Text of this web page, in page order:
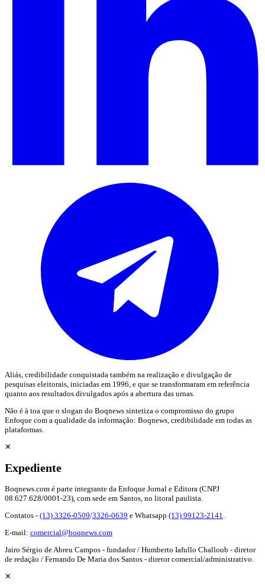
Aliás, credibilidade conquistada também na realização e divulgação de
pesquisas eleitorais, iniciadas em 1996, e que se transformaram em referência
quanto aos resultados divulgados após a abertura das urnas.
Não é à toa que o slogan do Boqnews sintetiza o compromisso do grupo
Enfoque com a qualidade da informação: Boqnews, credibilidade em todas as
plataformas.
✕
Expediente
Boqnews.com é parte integrante da Enfoque Jornal e Editora (CNPJ
08.627.628/0001-23), com sede em Santos, no litoral paulista.
Contatos - (13) 3326-0509/3326-0639 e Whatsapp (13) 99123-2141
E-mail: comercial@boqnews.com
Jairo Sérgio de Abreu Campos - fundador / Humberto Iafullo Challoub - diretor
de redação / Fernando De Maria dos Santos - diretor comercial/administrativo.
✕